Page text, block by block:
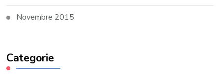
Novembre 2015
Categorie